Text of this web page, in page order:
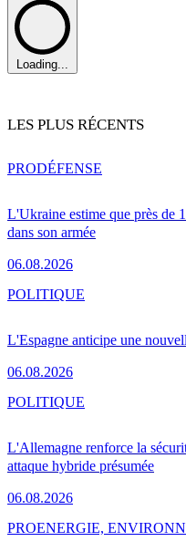
Loading...
LES PLUS RÉCENTS
L'Ukraine estime que près de
dans son armée
06.08.2026
PRODÉFENSE
L'Espagne anticipe une
06.08.2026
POLITIQUE
L'Allemagne renforce la
attaque hybride présumée
06.08.2026
POLITIQUE
PROENERGIE,